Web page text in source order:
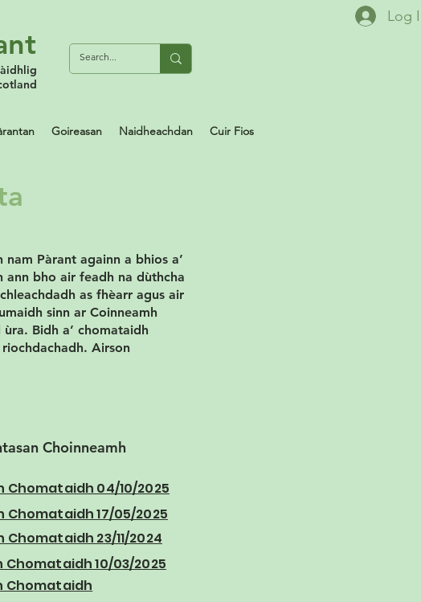
Log
Goireasan Naidheachdan Cuir Fios
Pàrant againn a bhios a’
ann bho air feadh na dùthcha
as fhèarr agus air
sinn ar Coinneamh
Bidh a’ chomataidh
Airson
Choinneamh
Chomataidh 04/10/2025
Chomataidh 17/05/2025
Chomataidh 23/11/2024
Chomataidh 10/03/2025
Chomataidh